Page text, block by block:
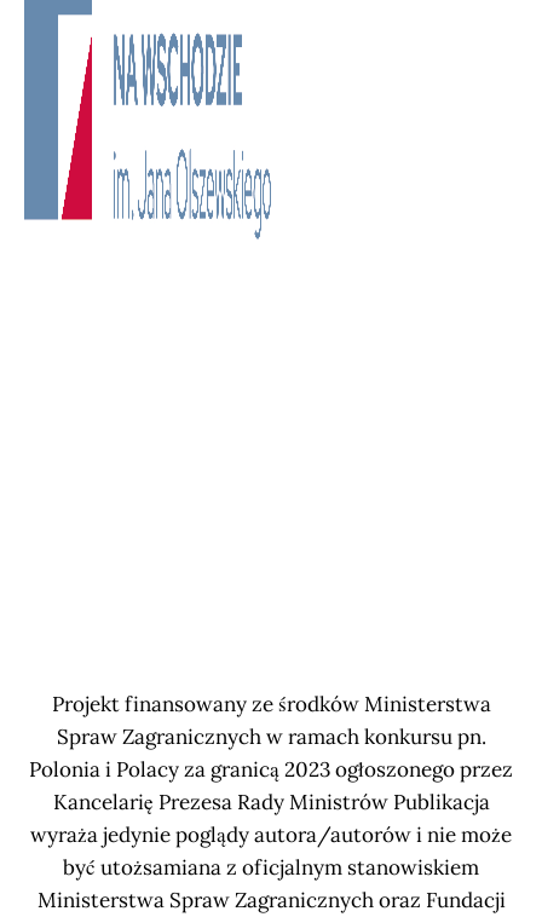
Projekt finansowany ze środków Ministerstwa
Spraw Zagranicznych w ramach konkursu pn.
Polonia i Polacy za granicą 2023 ogłoszonego przez
Kancelarię Prezesa Rady Ministrów Publikacja
wyraża jedynie poglądy autora/autorów i nie może
być utożsamiana z oficjalnym stanowiskiem
Ministerstwa Spraw Zagranicznych oraz Fundacji